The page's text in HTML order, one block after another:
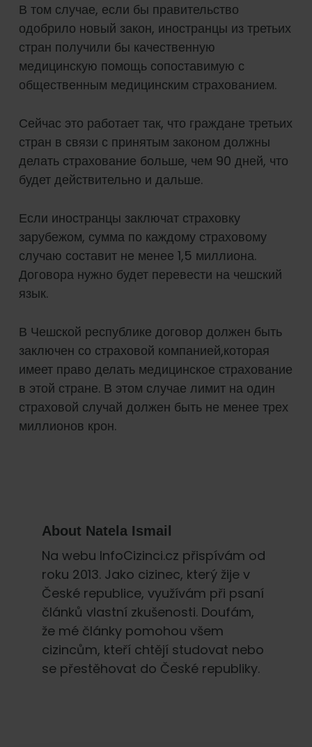
В том случае, если бы правительство
одобрило новый закон, иностранцы из третьих
стран получили бы качественную
медицинскую помощь сопоставимую с
общественным медицинским страхованием.
Сейчас это работает так, что граждане третьих
стран в связи с принятым законом должны
делать страхование больше, чем 90 дней, что
будет действительно и дальше.
Если иностранцы заключат страховку
зарубежом, сумма по каждому страховому
случаю составит не менее 1,5 миллиона.
Договора нужно будет перевести на чешский
язык.
В Чешской республике договор должен быть
заключен со страховой компанией,которая
имеет право делать медицинское страхование
в этой стране. В этом случае лимит на один
страховой случай должен быть не менее трех
миллионов крон.
About Natela Ismail
Na webu InfoCizinci.cz přispívám od
roku 2013. Jako cizinec, který žije v
České republice, využívám při psaní
článků vlastní zkušenosti. Doufám,
že mé články pomohou všem
cizincům, kteří chtějí studovat nebo
se přestěhovat do České republiky.